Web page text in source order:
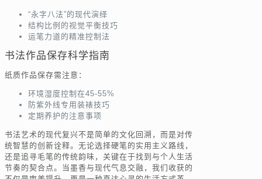
“永字八法”的现代演绎
结构比例的视觉平衡技巧
运笔力道的精准控制法
书法作品保存科学指南
纸质作品保存需注意：
环境湿度控制在45-55%
防紫外线专用装裱技巧
定期养护的注意事项
书法艺术的现代复兴不是简单的文化回溯，而是对传
统智慧的创新诠释。无论选择硬笔的实用主义路线，
还是追寻毛笔的传统韵味，关键在于找到与个人生活
节奏的契合点。当墨香与现代气息交融，我们收获的